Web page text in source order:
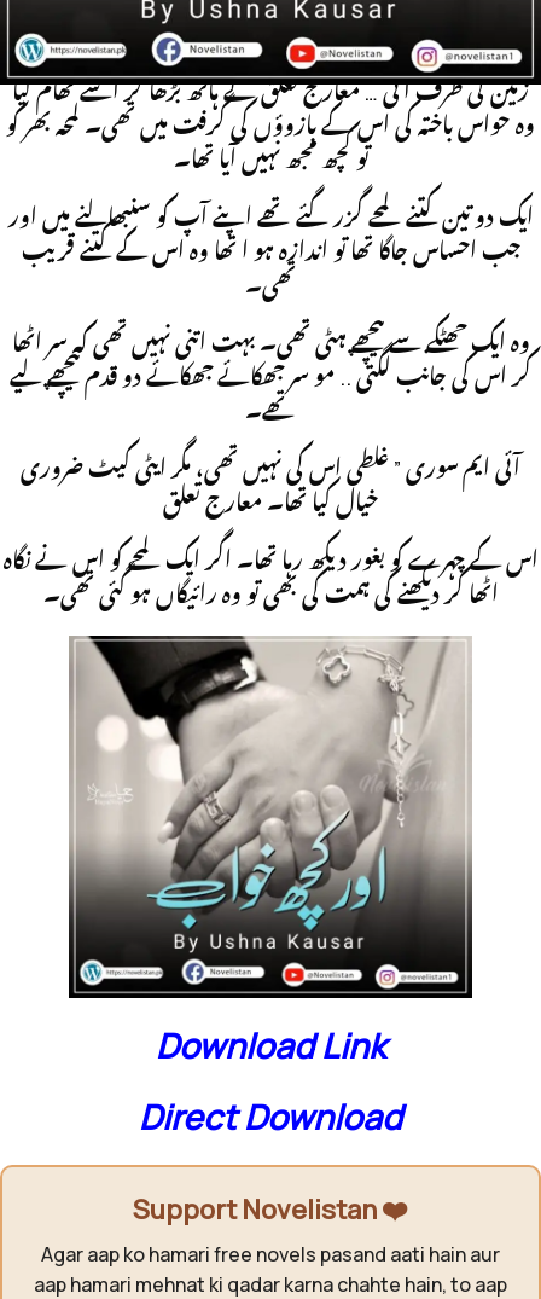
جتن کر رہی تھی جب قدم پھسل گیا تھا اور اس سے پہلے کہ وہ
زمین کی طرف آتی … معارج تعلق نے ہاتھ بڑھا کر اسے تھام لیا
وہ حواس باختہ کی اس کے بازوؤں کی گرفت میں تھی۔ لمحہ بھر کو
تو کچھ مجھ نہیں آیا تھا۔
ایک دو تین کتنے لمحے گزر گئے تھے اپنے آپ کو سنبھالنے میں اور
جب احساس جاگا تھا تو اندازہ ہو ا تھا وہ اس کے کتنے قریب
تھی۔
وہ ایک جھٹکے سے پیچھے ہٹی تھی۔ بہت اتنی نہیں تھی کہ سر اٹھا
کر اس کی جانب لگتی .. مو سر جھکائے جھکائے دو قدم پیچھے لیے
تھے۔
آئی ایم سوری ” غلطی اس کی نہیں تھی، مگر ایٹی کیٹ ضروری
خیال کیا تھا۔ معارج تعلق
اس کے چہرے کو بغور دیکھ رہا تھا۔ اگر ایک لمحے کو اس نے نگاہ
اٹھا کر دیکھنے کی ہمت کی بھی تو وہ رائیگاں ہو گئی تھی۔
Download Link
Direct Download
Support Novelistan ❤️
Agar aap ko hamari free novels pasand aati hain aur
aap hamari mehnat ki qadar karna chahte hain, to aap